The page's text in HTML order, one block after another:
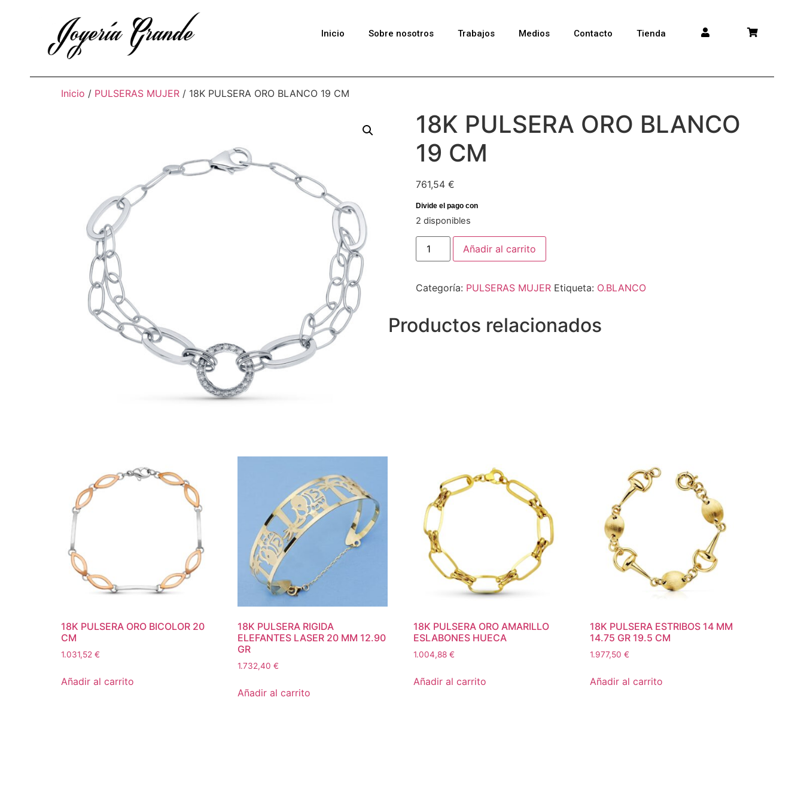
Inicio Sobre nosotros Trabajos Medios Contacto Tienda
Inicio / PULSERAS MUJER / 18K PULSERA ORO BLANCO 19 CM
18K PULSERA ORO BLANCO
19 CM
761,54 €
2 disponibles
Añadir al carrito
Categoría: PULSERAS MUJER Etiqueta: O.BLANCO
Productos relacionados
18K PULSERA ORO BICOLOR 20
CM
1.031,52 €
Añadir al carrito
18K PULSERA RIGIDA
ELEFANTES LASER 20 MM 12.90
GR
1.732,40 €
Añadir al carrito
18K PULSERA ORO AMARILLO
ESLABONES HUECA
1.004,88€
Añadir al carrito
18K PULSERA ESTRIBOS 14 MM
14.75 GR 19.5 CM
1.977,50€
Añadir al carrito